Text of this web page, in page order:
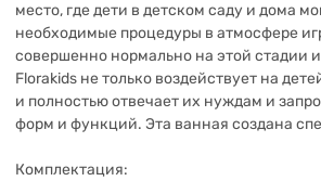
место, где дети в детском саду и дома
необходимые процедуры в атмосфере
совершенно нормально на этой стадии
Florakids не только воздействует на
и полностью отвечает их нуждам и
форм и функций. Эта ванная создана
Комплектация: